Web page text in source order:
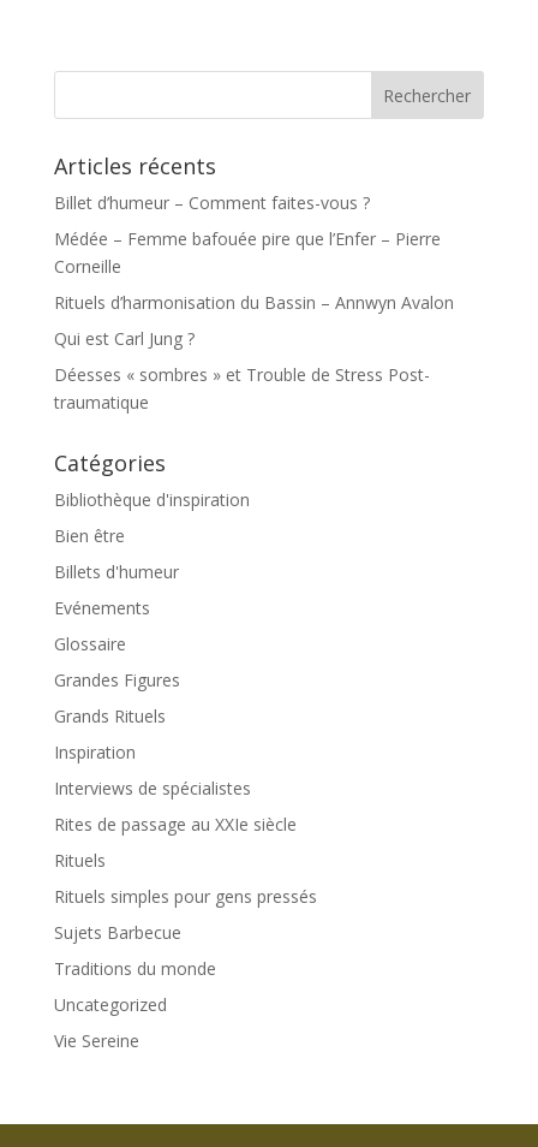
Articles récents
Billet d’humeur – Comment faites-vous ?
Médée – Femme bafouée pire que l’Enfer – Pierre
Corneille
Rituels d’harmonisation du Bassin – Annwyn Avalon
Qui est Carl Jung ?
Déesses « sombres » et Trouble de Stress Post-
traumatique
Catégories
Bibliothèque d'inspiration
Bien être
Billets d'humeur
Evénements
Glossaire
Grandes Figures
Grands Rituels
Inspiration
Interviews de spécialistes
Rites de passage au XXIe siècle
Rituels
Rituels simples pour gens pressés
Sujets Barbecue
Traditions du monde
Uncategorized
Vie Sereine